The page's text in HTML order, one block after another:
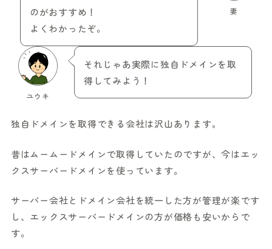
妻
のがおすすめ！
よくわかったぞ。
ユウキ
それじゃあ実際に独自ドメインを取
得してみよう！
独自ドメインを取得できる会社は沢山あります。
昔はムームードメインで取得していたのですが、今はエッ
クスサーバードメインを使っています。
サーバー会社とドメイン会社を統一した方が管理が楽です
し、エックスサーバードメインの方が価格も安いからで
す。